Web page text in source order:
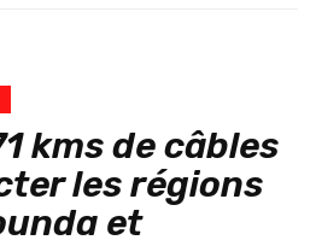
kms de câbles
les régions
et